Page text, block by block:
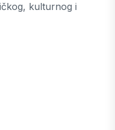
kulturnog i